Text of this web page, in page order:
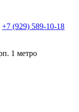
+7 (929) 589-10-18
1 метро